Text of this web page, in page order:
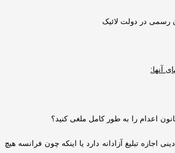
رسمی در دولت لائیک
آنها:
اعدام را به طور کامل ملغی کنید؟
اجازه تبلیغ آزادانه دارد یا اینکه چون فرانسه هیچ